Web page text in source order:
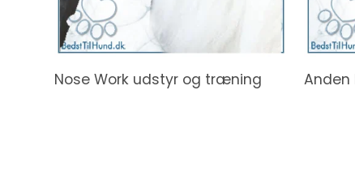
Nose Work udstyr og træning